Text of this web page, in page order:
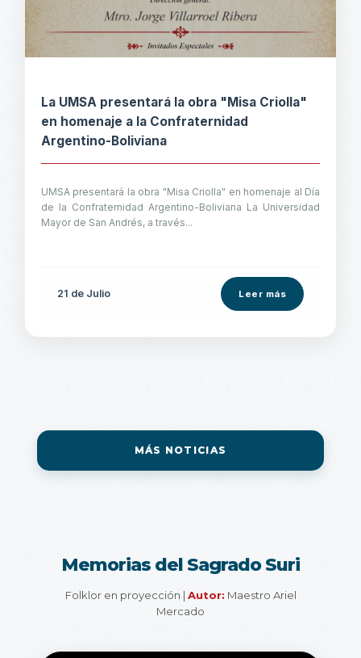
La UMSA presentará la obra "Misa Criolla"
en homenaje a la Confraternidad
Argentino-Boliviana
UMSA presentará la obra "Misa Criolla" en homenaje al Día
de la Confraternidad Argentino-Boliviana La Universidad
Mayor de San Andrés, a través...
21 de Julio Leer más
MÁS NOTICIAS
Memorias del Sagrado Suri
Folklor en proyección | Autor: Maestro Ariel
Mercado